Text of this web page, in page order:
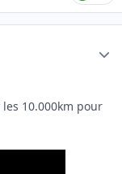
les 10.000km pour